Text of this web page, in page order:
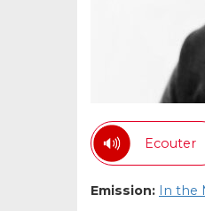
Ecouter
Emission: In the